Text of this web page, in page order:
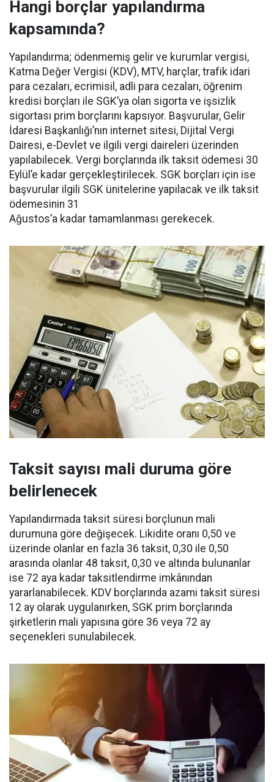
Hangi borçlar yapılandırma
kapsamında?
Yapılandırma; ödenmemiş gelir ve kurumlar vergisi,
Katma Değer Vergisi (KDV), MTV, harçlar, trafik idari
para cezaları, ecrimisil, adli para cezaları, öğrenim
kredisi borçları ile SGK’ya olan sigorta ve işsizlik
sigortası prim borçlarını kapsıyor. Başvurular, Gelir
İdaresi Başkanlığı’nın internet sitesi, Dijital Vergi
Dairesi, e-Devlet ve ilgili vergi daireleri üzerinden
yapılabilecek. Vergi borçlarında ilk taksit ödemesi 30
Eylül’e kadar gerçekleştirilecek. SGK borçları için ise
başvurular ilgili SGK ünitelerine yapılacak ve ilk taksit
ödemesinin 31
Ağustos’a kadar tamamlanması gerekecek.
Taksit sayısı mali duruma göre
belirlenecek
Yapılandırmada taksit süresi borçlunun mali
durumuna göre değişecek. Likidite oranı 0,50 ve
üzerinde olanlar en fazla 36 taksit, 0,30 ile 0,50
arasında olanlar 48 taksit, 0,30 ve altında bulunanlar
ise 72 aya kadar taksitlendirme imkânından
yararlanabilecek. KDV borçlarında azami taksit süresi
12 ay olarak uygulanırken, SGK prim borçlarında
şirketlerin mali yapısına göre 36 veya 72 ay
seçenekleri sunulabilecek.